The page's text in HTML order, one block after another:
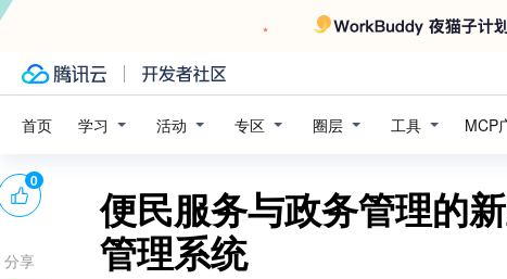
首页 学习 活动 专区 圈层 工具 MCP
便民服务与政务管理的
管理系统
0
分享